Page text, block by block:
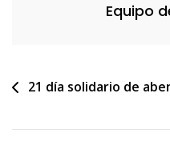
Equipo
Navegación
entradas
21 día solidario de